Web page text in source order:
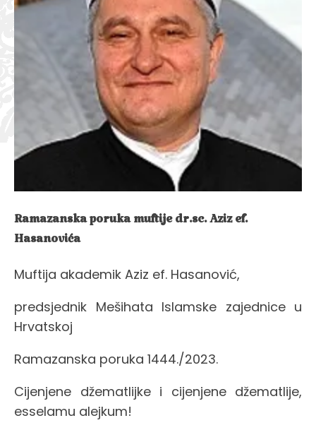
Ramazanska poruka muftije dr.sc. Aziz ef.
Hasanovića
Muftija akademik Aziz ef. Hasanović,
predsjednik Mešihata Islamske zajednice u
Hrvatskoj
Ramazanska poruka 1444./2023.
Cijenjene džematlijke i cijenjene džematlije,
esselamu alejkum!